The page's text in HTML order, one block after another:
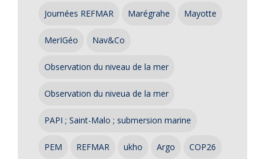
Journées REFMAR Marégrahe Mayotte
MerIGéo Nav&Co
Observation du niveau de la mer
Observation du niveua de la mer
PAPI ; Saint-Malo ; submersion marine
PEM REFMAR ukho Argo COP26